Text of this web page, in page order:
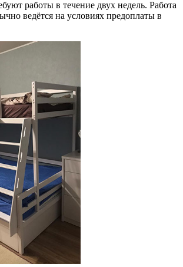
работы в течение двух недель. Работа
ведётся на условиях предоплаты в